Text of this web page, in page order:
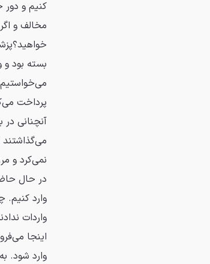
کنیم و دور
مخالف و
بسته بود و
می‌خواستیم
پرداخت
آنچنانی در
می‌گذاشتند
نمی‌کرد و
در حال
وارد کنیم.
واردات
اینجا
وارد شود.